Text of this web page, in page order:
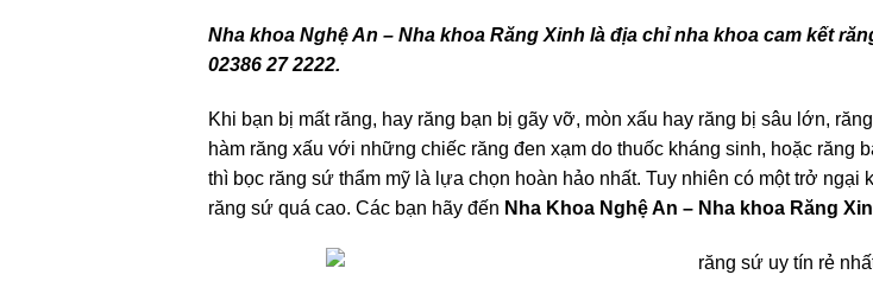
Nha khoa Nghệ An – Nha khoa Răng Xinh là địa chỉ nha khoa cam kết
02386 27 2222.
Khi bạn bị mất răng, hay răng bạn bị gãy vỡ, mòn xấu hay răng bị sâu lớn,
hàm răng xấu với những chiếc răng đen xạm do thuốc kháng sinh, hoặc răng
thì bọc răng sứ thẩm mỹ là lựa chọn hoàn hảo nhất. Tuy nhiên có một trở ngại
răng sứ quá cao. Các bạn hãy đếnNha Khoa Nghệ An – Nha khoa Răng Xinh